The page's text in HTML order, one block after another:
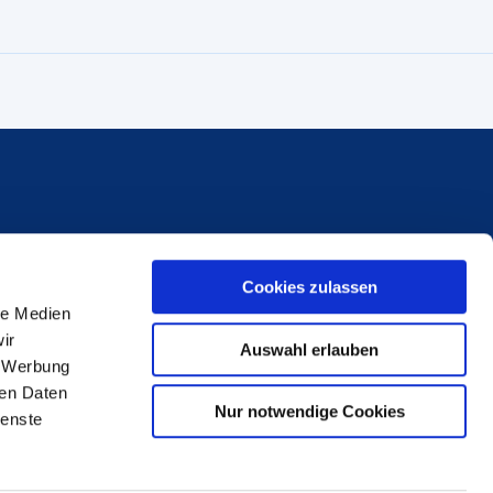
Medien
Daten
Cookies zulassen
Auswahl erlauben
Nur notwendige Cookies
Handwerkskammer Frankfurt-Rhein-Main
Bockenheimer Landstraße 21
60325 Frankfurt am Main
Telefon: 069 97172-818
Fax: 069 97172-5818
service@hwk-rhein-main.de